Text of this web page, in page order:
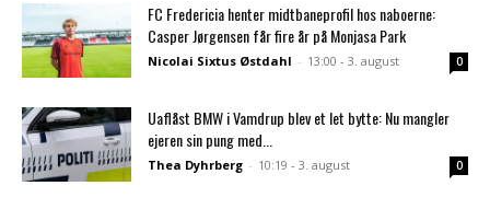
FC Fredericia henter midtbaneprofil hos naboerne:
Casper Jørgensen får fire år på Monjasa Park
Nicolai Sixtus Østdahl - 13:00 - 3. august 0
Uaflåst BMW i Vamdrup blev et let bytte: Nu mangler
ejeren sin pung med...
Thea Dyhrberg - 10:19 - 3. august 0